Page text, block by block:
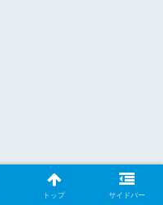
トップ サイドバー